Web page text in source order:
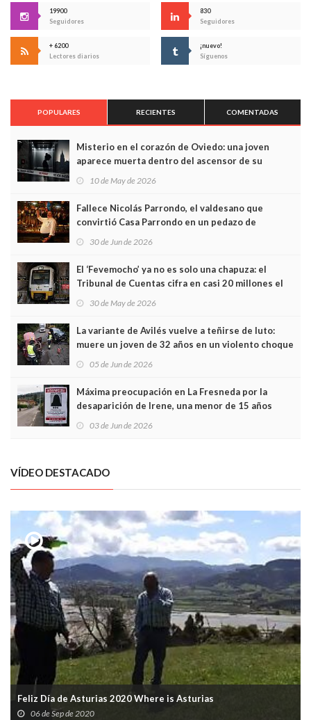
19900
Seguidores
830
Seguidores
+ 6200
Lectores diarios
¡nuevo!
Síguenos
POPULARES RECIENTES COMENTADAS
Misterio en el corazón de Oviedo: una joven
aparece muerta dentro del ascensor de su
edificio y las cámaras captan sus últimos minutos
10 de May de 2026
Fallece Nicolás Parrondo, el valdesano que
convirtió Casa Parrondo en un pedazo de
Asturias en Madrid
30 de Jun de 2026
El ‘Fevemocho’ ya no es solo una chapuza: el
Tribunal de Cuentas cifra en casi 20 millones el
sobrecoste de los trenes que no cabían por los
30 de May de 2026
La variante de Avilés vuelve a teñirse de luto:
muere un joven de 32 años en un violento choque
frontal
05 de Jun de 2026
Máxima preocupación en La Fresneda por la
desaparición de Irene, una menor de 15 años
03 de Jun de 2026
VÍDEO DESTACADO
Feliz Día de Asturias 2020 Where is Asturias
06 de Sep de 2020